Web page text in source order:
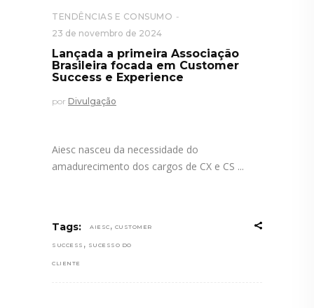
TENDÊNCIAS E CONSUMO
23 de novembro de 2024
Lançada a primeira Associação
Brasileira focada em Customer
Success e Experience
por Divulgação
Aiesc nasceu da necessidade do
amadurecimento dos cargos de CX e CS
Tags: AIESC , CUSTOMER
SUCCESS , SUCESSO DO
CLIENTE